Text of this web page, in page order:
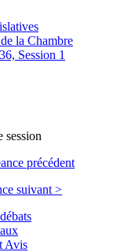
la Chambre
Session 1
session
précédent
suivant >
Avis